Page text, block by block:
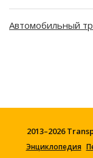
Автомобильный
2013–2026
Энциклопедия